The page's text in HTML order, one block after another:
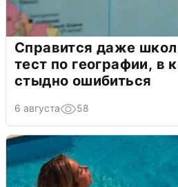
Справится даже
тест по географии, в
стыдно ошибиться
6 августа 58